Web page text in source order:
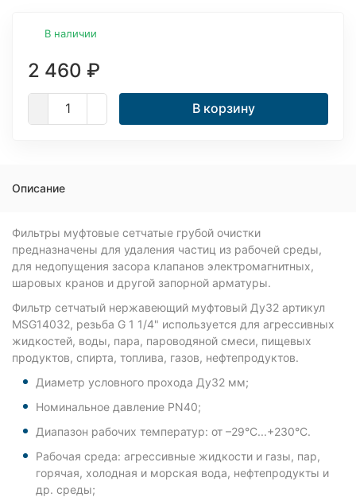
В наличии
2 460 ₽
В корзину
Описание
Фильтры муфтовые сетчатые грубой очистки
предназначены для удаления частиц из рабочей среды,
для недопущения засора клапанов электромагнитных,
шаровых кранов и другой запорной арматуры.
Фильтр сетчатый нержавеющий муфтовый Ду32 артикул
MSG14032, резьба G 1 1/4" используется для агрессивных
жидкостей, воды, пара, пароводяной смеси, пищевых
продуктов, спирта, топлива, газов, нефтепродуктов.
Диаметр условного прохода Ду32 мм;
Номинальное давление PN40;
Диапазон рабочих температур: от –29°C...+230°C.
Рабочая среда: агрессивные жидкости и газы, пар,
горячая, холодная и морская вода, нефтепродукты и
др. среды;